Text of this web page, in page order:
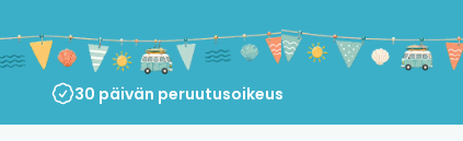
30 päivän peruutusoikeus